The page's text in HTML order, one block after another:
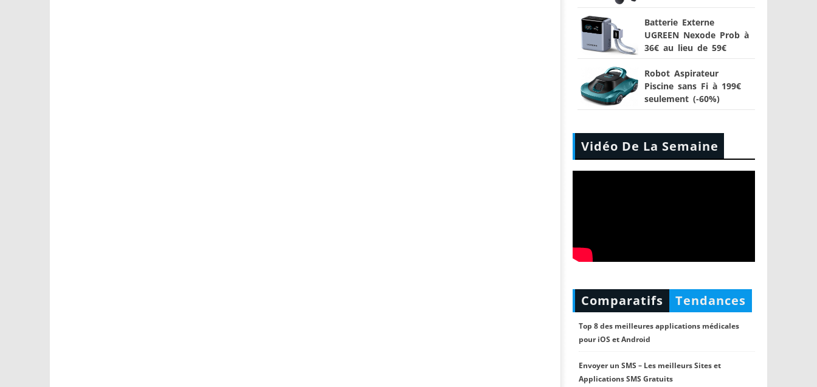
Batterie Externe
UGREEN Nexode Prob à
36€ au lieu de 59€
Robot Aspirateur
Piscine sans Fi à 199€
seulement (-60%)
Vidéo De La Semaine
Comparatifs Tendances
Top 8 des meilleures applications médicales
pour iOS et Android
Envoyer un SMS – Les meilleurs Sites et
Applications SMS Gratuits